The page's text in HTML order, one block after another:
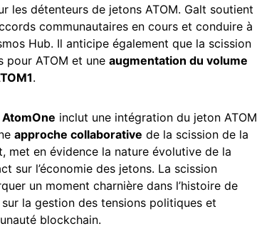
les détenteurs de jetons ATOM. Galt soutient
communautaires en cours et conduire à
Hub. Il anticipe également que la scission
pour ATOM et une augmentation du volume
.
inclut une intégration du jeton ATOM
approche collaborative de la scission de la
met en évidence la nature évolutive de la
sur l’économie des jetons. La scission
un moment charnière dans l’histoire de
la gestion des tensions politiques et
blockchain.